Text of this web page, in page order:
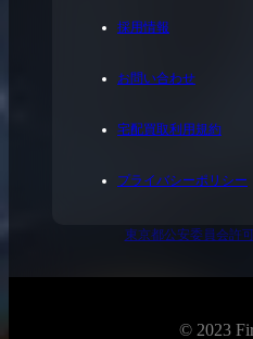
採用情報
お問い合わせ
宅配買取利用規約
プライバシーポリシー
東京都公安委員会許
© 2023